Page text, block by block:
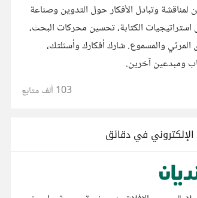
لمناقشة وتبادل الأفكار حول التدوين وصناعة
الكتابة، تحسين محركات البحث،
المرئي والمسموع. شارك أفكارك وأسئلتك،
ومبدعين آخرين.
103 ألف متابع
في دقائق